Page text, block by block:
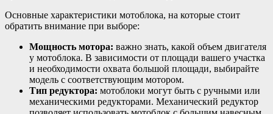
Основные характеристики мотоблока, на которые стоит
обратить внимание при выборе:
Мощность мотора: важно знать, какой объем двигателя
у мотоблока. В зависимости от площади вашего участка
и необходимости охвата большой площади, выбирайте
модель с соответствующим мотором.
Тип редуктора: мотоблоки могут быть с ручными или
механическими редукторами. Механический редуктор